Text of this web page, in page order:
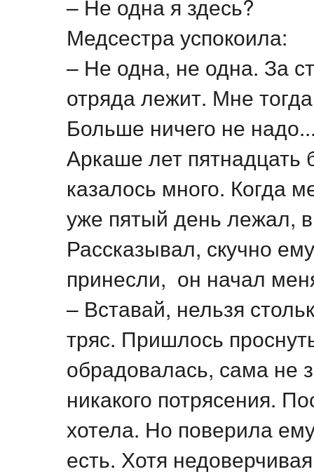
– Не одна я здесь?
Медсестра успокоила:
– Не одна, не одна. За
отряда лежит. Мне
Больше ничего не
Аркаше лет
казалось много. Когда
уже пятый день лежал,
Рассказывал, скучно
принесли, он начал
– Вставай, нельзя
тряс. Пришлось
обрадовалась, сама не
никакого потрясения.
хотела. Но поверила
есть. Хотя